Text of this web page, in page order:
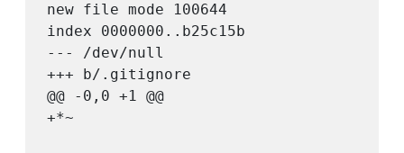
new file mode 100644
index 0000000..b25c15b
--- /dev/null
+++ b/.gitignore
@@ -0,0 +1 @@
+*~